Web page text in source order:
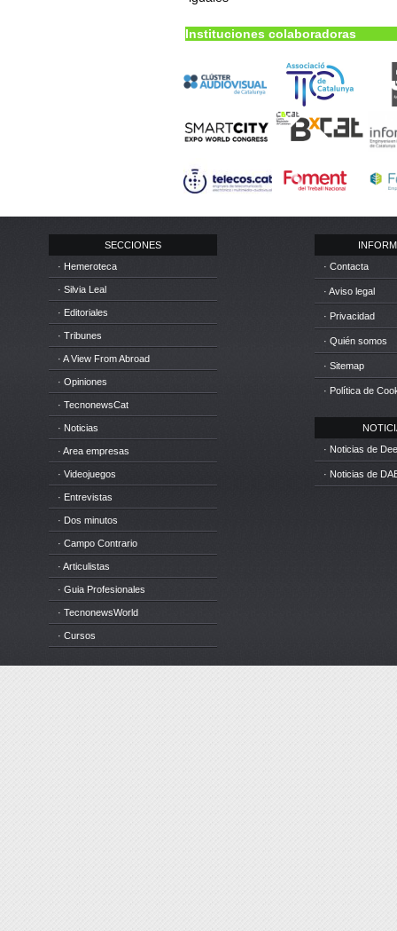
Instituciones colaboradoras
SECCIONES
· Hemeroteca
· Silvia Leal
· Editoriales
· Tribunes
· A View From Abroad
· Opiniones
· TecnonewsCat
· Noticias
· Area empresas
· Videojuegos
· Entrevistas
· Dos minutos
· Campo Contrario
· Articulistas
· Guia Profesionales
· TecnonewsWorld
· Cursos
· Contacta
· Aviso legal
· Privacidad
· Quién somos
· Sitemap
· Política de
· Noticias de
· Noticias de